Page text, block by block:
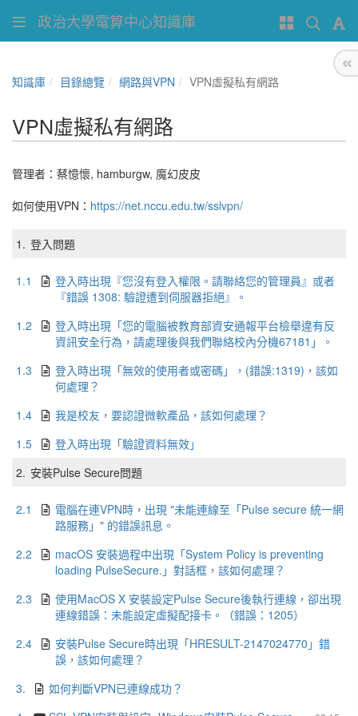
政治大學電算中心知識庫
知識庫 目錄總覽 網路與VPN VPN虛擬私有網路
VPN虛擬私有網路
管理者： 蔡憶懷, hamburgw, 魔幻皮皮
如何使用VPN： https://net.nccu.edu.tw/sslvpn/
1. 登入問題
1.1
登入時出現『您沒有登入權限。請聯絡您的管理員』或者
『錯誤 1308: 驗證遭到伺服器拒絕』。
1.2
登入時出現「您的電腦被教育部資安通報平台檢舉違有反
資訊安全行為，請處理後與我們聯絡校內分機67181」。
1.3
登入時出現「無效的使用者或密碼」，(錯誤:1319)，該如
何處理？
1.4
我是校友，要認證微軟產品，該如何處理？
1.5
登入時出現「驗證資料無效」
2. 安裝Pulse Secure問題
2.1
電腦在連VPN時，出現 "未能連線至「Pulse secure 統一網
路服務」" 的錯誤訊息。
2.2
macOS 安裝過程中出現「System Policy is preventing
loading PulseSecure.」對話框，該如何處理？
2.3
使用MacOS X 安裝設定Pulse Secure後執行連線，卻出現
連線錯誤：未能設定虛擬配接卡。（錯誤：1205）
2.4
安裝Pulse Secure時出現「HRESULT-2147024770」錯
誤，該如何處理？
3.
如何判斷VPN已連線成功？